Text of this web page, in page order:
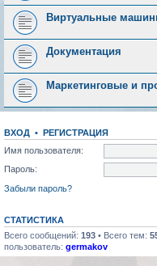
Виртуальные
Документация
Маркетинговые и
ВХОД • РЕГИСТРАЦИЯ
Имя пользователя:
Пароль:
Забыли пароль?
СТАТИСТИКА
Всего сообщений: 193 • Всего тем:
пользователь: germakov